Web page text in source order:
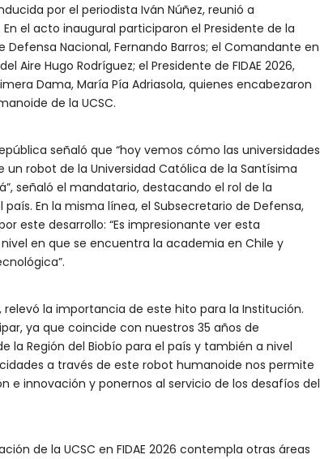
por el periodista Iván Núñez, reunió a
el acto inaugural participaron el Presidente de la
Defensa Nacional, Fernando Barros; el Comandante en
Aire Hugo Rodríguez; el Presidente de FIDAE 2026,
Dama, María Pía Adriasola, quienes encabezaron
de la UCSC.
señaló que “hoy vemos cómo las universidades
robot de la Universidad Católica de la Santísima
señaló el mandatario, destacando el rol de la
En la misma línea, el Subsecretario de Defensa,
este desarrollo: “Es impresionante ver esta
en que se encuentra la academia en Chile y
relevó la importancia de este hito para la Institución.
ya que coincide con nuestros 35 años de
la Región del Biobío para el país y también a nivel
a través de este robot humanoide nos permite
e innovación y ponernos al servicio de los desafíos del
de la UCSC en FIDAE 2026 contempla otras áreas